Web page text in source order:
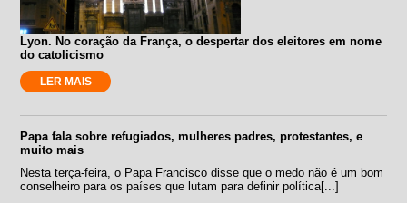
Lyon. No coração da França, o despertar dos eleitores em nome
do catolicismo
LER MAIS
Papa fala sobre refugiados, mulheres padres, protestantes, e
muito mais
Nesta terça-feira, o Papa Francisco disse que o medo não é um bom
conselheiro para os países que lutam para definir política[...]